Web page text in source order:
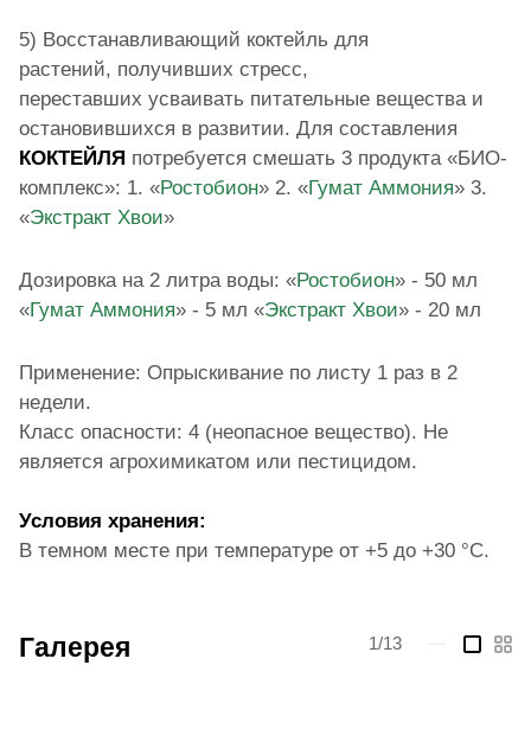
5) Восстанавливающий коктейль для
растений, получивших стресс,
переставших усваивать питательные вещества и
остановившихся в развитии. Для составления
КОКТЕЙЛЯ потребуется смешать 3 продукта «БИО-
комплекс»: 1. «Ростобион» 2. «Гумат Аммония» 3.
«Экстракт Хвои»
Дозировка на 2 литра воды: «Ростобион» - 50 мл
«Гумат Аммония» - 5 мл «Экстракт Хвои» - 20 мл
Применение: Опрыскивание по листу 1 раз в 2
недели.
Класс опасности: 4 (неопасное вещество). Не
является агрохимикатом или пестицидом.
Условия хранения:
В темном месте при температуре от +5 до +30 °С.
Галерея 1/13